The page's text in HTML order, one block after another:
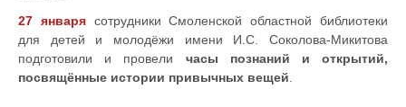
27 январясотрудники Смоленской областной библиотеки
для детей и молодёжи имени И.С. Соколова-Микитова
подготовили и провели часы познаний и открытий,
посвящённые истории привычных вещей